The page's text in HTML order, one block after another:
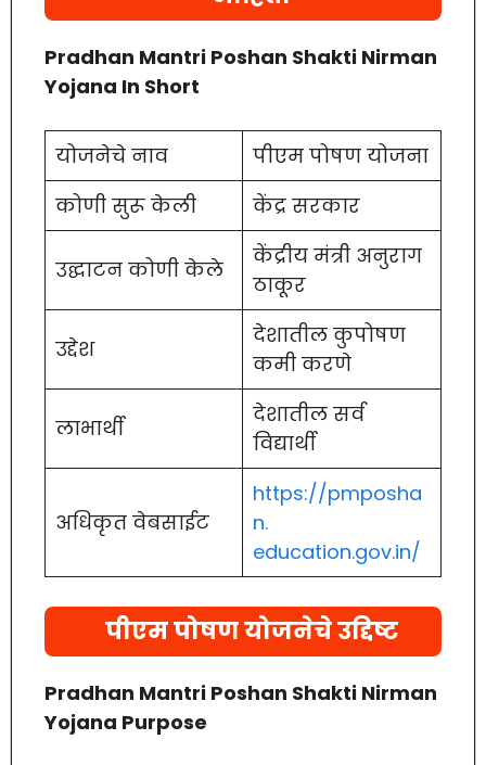
Pradhan Mantri Poshan Shakti Nirman
Yojana In Short
योजनेचे नाव
पीएम पोषण योजना
कोणी सुरू केली
केंद्र सरकार
उद्घाटन कोणी केले
केंद्रीय मंत्री अनुराग
ठाकूर
उद्देश
देशातील कुपोषण
कमी करणे
लाभार्थी
देशातील सर्व
विद्यार्थी
अधिकृत वेबसाईट
https://pmposha
n.
education.gov.in/
पीएम पोषण योजनेचे उद्दिष्ट
Pradhan Mantri Poshan Shakti Nirman
Yojana Purpose